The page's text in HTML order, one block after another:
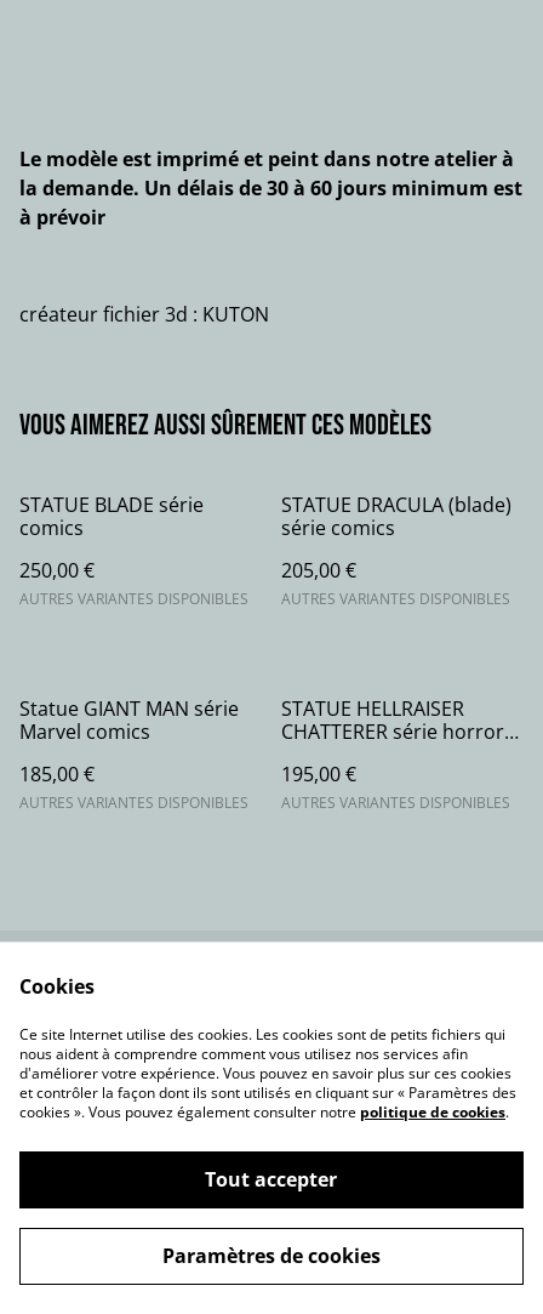
Le modèle est imprimé et peint dans notre atelier à
la demande. Un délais de 30 à 60 jours minimum est
à prévoir
créateur fichier 3d : KUTON
Vous aimerez aussi sûrement ces modèles
STATUE BLADE série
comics
250,00 €
AUTRES VARIANTES DISPONIBLES
STATUE DRACULA (blade)
série comics
205,00 €
AUTRES VARIANTES DISPONIBLES
Statue GIANT MAN série
Marvel comics
185,00 €
AUTRES VARIANTES DISPONIBLES
STATUE HELLRAISER
CHATTERER série horror
195,00 €
AUTRES VARIANTES DISPONIBLES
Politique de
confidentialité
Politique de cookies
©2026akhprodstudio.com
powered by
Cookies
Ce site Internet utilise des cookies. Les cookies sont de petits fichiers qui
nous aident à comprendre comment vous utilisez nos services afin
d'améliorer votre expérience. Vous pouvez en savoir plus sur ces cookies
et contrôler la façon dont ils sont utilisés en cliquant sur « Paramètres des
cookies ». Vous pouvez également consulter notre politique de cookies.
Tout accepter
Paramètres de cookies